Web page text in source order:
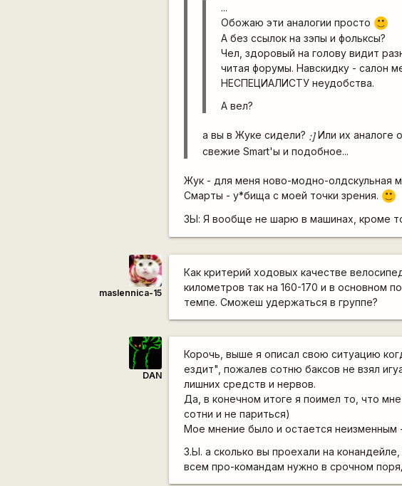
...
Обожаю эти аналогии просто
:)
А без ссылок на зэпы и фольксы?
Чел, здоровый на голову видит
читая форумы. Навскидку - салон
НЕСПЕЦИАЛИСТУ неудобства.
А вел?
а вы в Жуке сидели? :]Или их аналоге
свежие Smart'ы и подобное...
Жук - для меня ново-модно-олдскульная
Смарты - у*бища с моей точки зрения.
:)
ЗЫ: Я вообще не шарю в машинах, кроме
maslennica-15
Как критерий ходовых качестве
километров так на 160-170 и в основном
темпе. Сможеш удержаться в группе?
DAN
Корочь, выше я описал свою ситуацию
ездит", пожалев сотню баксов не взял
лишних средств и нервов.
Да, в конечном итоге я поимел то, что
сотни и не париться)
Мое мнение было и остается
З.Ы. а сколько вы проехали на
всем про-командам нужно в срочном